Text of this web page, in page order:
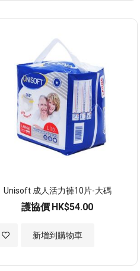
至
Unisoft 成人活力褲10片-大碼
護協價 HK$54.00
新增到購物車
加